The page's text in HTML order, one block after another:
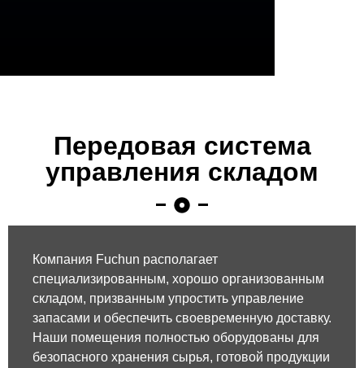
Передовая система
управления складом
Компания Fuchun располагает
специализированным, хорошо организованным
складом, призванным упростить управление
запасами и обеспечить своевременную доставку.
Наши помещения полностью оборудованы для
безопасного хранения сырья, готовой продукции